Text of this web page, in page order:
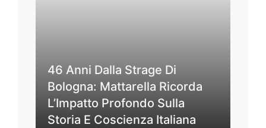
46 Anni Dalla Strage Di
Bologna: Mattarella Ricorda
L’Impatto Profondo Sulla
Storia E Coscienza Italiana